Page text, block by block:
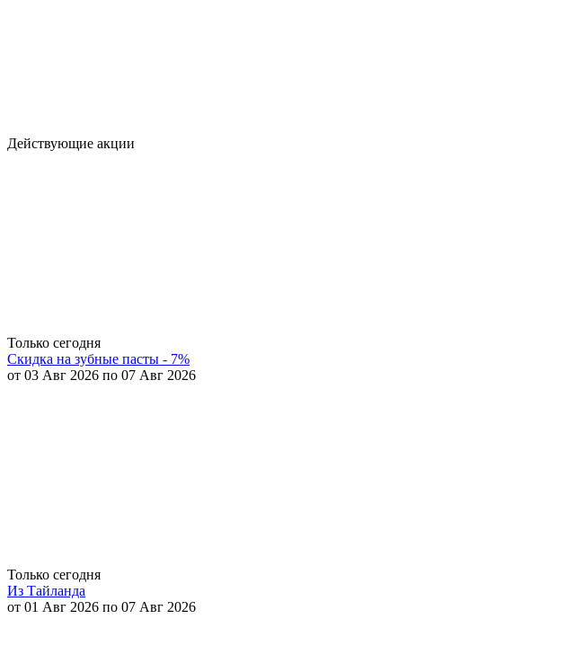
Действующие акции
Только сегодня
Скидка на зубные пасты - 7%
от 03 Авг 2026 по 07 Авг 2026
Только сегодня
Из Тайланда
от 01 Авг 2026 по 07 Авг 2026